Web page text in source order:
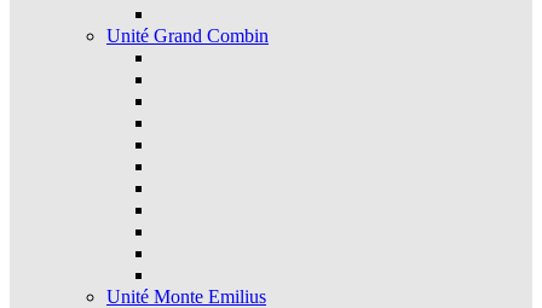
Unité Grand Combin
Unité Monte Emilius